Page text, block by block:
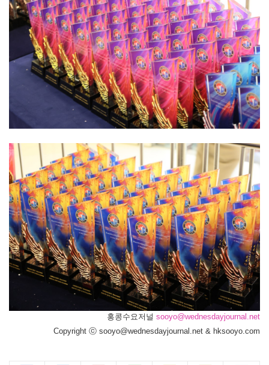
홍콩수요저널 sooyo@wednesdayjournal.net
Copyright ⓒ sooyo@wednesdayjournal.net & hksooyo.com